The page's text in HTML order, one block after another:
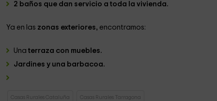
2 baños que dan servicio a toda la vivienda.
Ya en las zonas exteriores, encontramos:
Una terraza con muebles.
Jardines y una barbacoa.
Casas Rurales Cataluña Casas Rurales Tarragona